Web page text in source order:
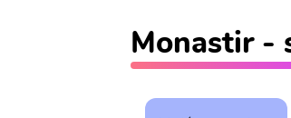
Monastir -